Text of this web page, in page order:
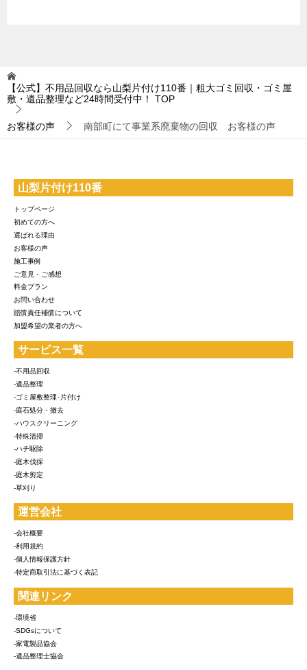
【公式】不用品回収なら山梨片付け110番｜粗大ゴミ回収・ゴミ屋
敷・遺品整理など24時間受付中！
TOP
お客様の声 南部町にて事業系廃棄物の回収 お客様の声
山梨片付け110番
トップページ
初めての方へ
選ばれる理由
お客様の声
施工事例
ご意見・ご感想
料金プラン
お問い合わせ
賠償責任補償について
加盟希望の業者の方へ
サービス一覧
-不用品回収
-遺品整理
-ゴミ屋敷整理･片付け
-庭石処分・撤去
-ハウスクリーニング
-特殊清掃
-ハチ駆除
-庭木伐採
-庭木剪定
-草刈り
運営会社
-会社概要
-利用規約
-個人情報保護方針
-特定商取引法に基づく表記
関連リンク
-環境省
-SDGsについて
-家電製品協会
-遺品整理士協会